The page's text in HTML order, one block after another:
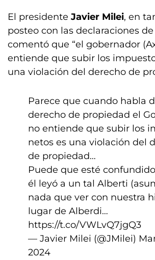
El presidente Javier Milei, en
posteo con las declaraciones
comentó que “el gobernador
entiende que subir los
una violación del derecho de
Parece que cuando habla
derecho de propiedad el
no entiende que subir los
netos es una violación del
de propiedad…
Puede que esté
él leyó a un tal Alberti
nada que ver con nuestra
lugar de Alberdi…
https://t.co/VWLvQ7jgQ3
— Javier Milei (@JMilei)
2024